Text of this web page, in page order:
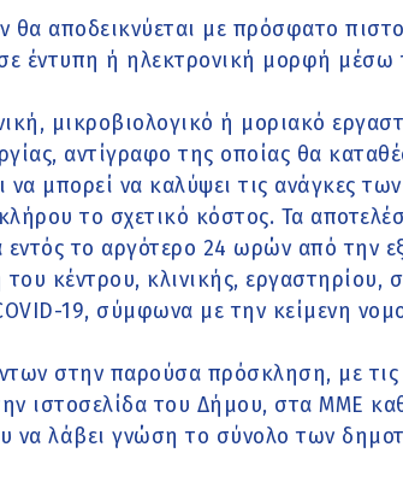
θα αποδεικνύεται με πρόσφατο
έντυπη ή ηλεκτρονική μορφή
μικροβιολογικό ή μοριακό
αντίγραφο της οποίας θα
μπορεί να καλύψει τις ανάγκες
το σχετικό κόστος. Τα
εντός το αργότερο 24 ωρών από την
κέντρου, κλινικής, εργαστηρίου,
19, σύμφωνα με την κείμενη
στην παρούσα πρόσκληση, με
ιστοσελίδα του Δήμου, στα ΜΜΕ
να λάβει γνώση το σύνολο των